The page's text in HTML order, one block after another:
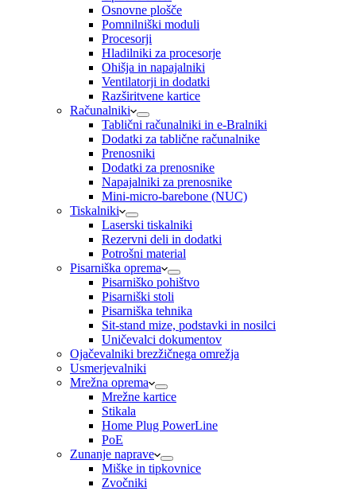
Osnovne plošče
Pomnilniški moduli
Procesorji
Hladilniki za procesorje
Ohišja in napajalniki
Ventilatorji in dodatki
Razširitvene kartice
Računalniki
Tablični računalniki in e-Bralniki
Dodatki za tablične računalnike
Prenosniki
Dodatki za prenosnike
Napajalniki za prenosnike
Mini-micro-barebone (NUC)
Tiskalniki
Laserski tiskalniki
Rezervni deli in dodatki
Potrošni material
Pisarniška oprema
Pisarniško pohištvo
Pisarniški stoli
Pisarniška tehnika
Sit-stand mize, podstavki in nosilci
Uničevalci dokumentov
Ojačevalniki brezžičnega omrežja
Usmerjevalniki
Mrežna oprema
Mrežne kartice
Stikala
Home Plug PowerLine
PoE
Zunanje naprave
Miške in tipkovnice
Zvočniki